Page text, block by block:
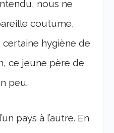
nous ne
coutume,
hygiène de
ce jeune père de
peu.
pays à l’autre. En